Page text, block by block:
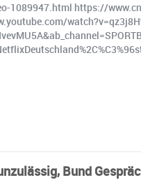
https://
Bund